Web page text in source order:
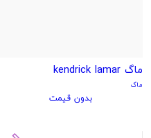
ماگ kendrick lamar
ماگ
بدون قیمت